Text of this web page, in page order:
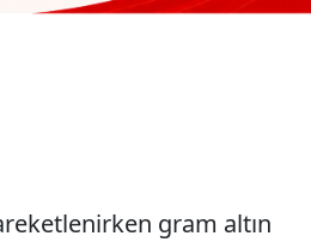
gram altın